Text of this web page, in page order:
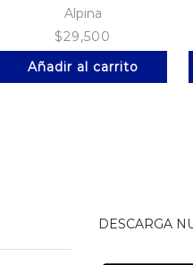
Alpina
$29,500
Añadir al carrito
DESCARGA